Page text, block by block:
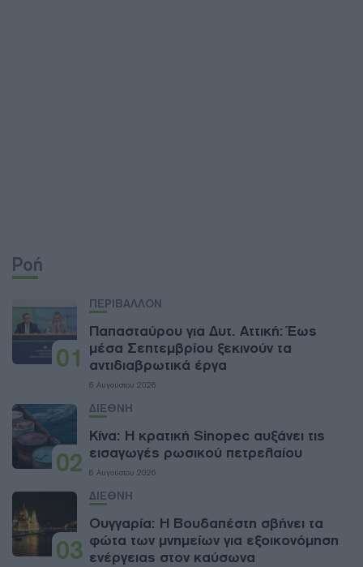
Ροή
01
ΠΕΡΙΒΑΛΛΟΝ
Παπασταύρου για Δυτ. Αττική: Έως
μέσα Σεπτεμβρίου ξεκινούν τα
αντιδιαβρωτικά έργα
6 Αυγούστου 2026
02
ΔΙΕΘΝΗ
Κίνα: Η κρατική Sinopec αυξάνει τις
εισαγωγές ρωσικού πετρελαίου
6 Αυγούστου 2026
03
ΔΙΕΘΝΗ
Ουγγαρία: Η Βουδαπέστη σβήνει τα
φώτα των μνημείων για εξοικονόμηση
ενέργειας στον καύσωνα